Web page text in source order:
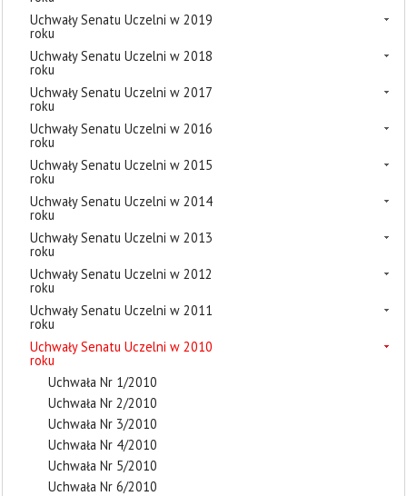
Uchwały Senatu Uczelni w 2019
roku
Uchwały Senatu Uczelni w 2018
roku
Uchwały Senatu Uczelni w 2017
roku
Uchwały Senatu Uczelni w 2016
roku
Uchwały Senatu Uczelni w 2015
roku
Uchwały Senatu Uczelni w 2014
roku
Uchwały Senatu Uczelni w 2013
roku
Uchwały Senatu Uczelni w 2012
roku
Uchwały Senatu Uczelni w 2011
roku
Uchwały Senatu Uczelni w 2010
roku
Uchwała Nr 1/2010
Uchwała Nr 2/2010
Uchwała Nr 3/2010
Uchwała Nr 4/2010
Uchwała Nr 5/2010
Uchwała Nr 6/2010